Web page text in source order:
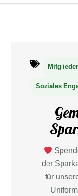
Soziales
der
für